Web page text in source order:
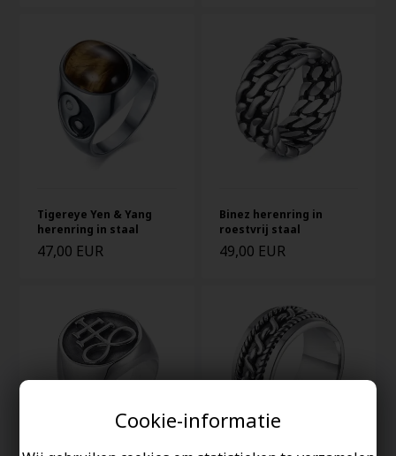
Cookie-informatie
Tigereye Yen & Yang
herenring in staal
47,00 EUR
Binez herenring in
roestvrij staal
49,00 EUR